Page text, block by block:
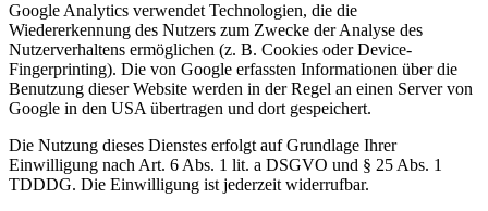
Google Analytics verwendet Technologien, die die
Wiedererkennung des Nutzers zum Zwecke der Analyse des
Nutzerverhaltens ermöglichen (z. B. Cookies oder Device-
Fingerprinting). Die von Google erfassten Informationen über die
Benutzung dieser Website werden in der Regel an einen Server von
Google in den USA übertragen und dort gespeichert.
Die Nutzung dieses Dienstes erfolgt auf Grundlage Ihrer
Einwilligung nach Art. 6 Abs. 1 lit. a DSGVO und § 25 Abs. 1
TDDDG. Die Einwilligung ist jederzeit widerrufbar.